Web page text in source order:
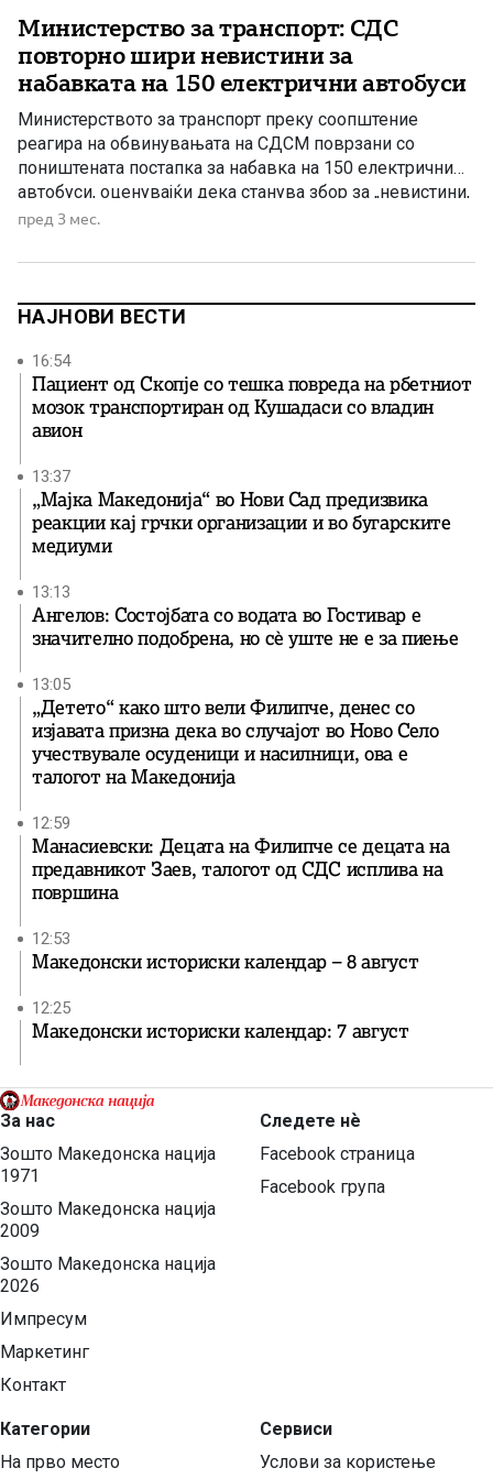
Министерство за транспорт: СДС
повторно шири невистини за
набавката на 150 електрични автобуси
Министерството за транспорт преку соопштение
реагира на обвинувањата на СДСМ поврзани со
поништената постапка за набавка на 150 електрични
автобуси, оценувајќи дека станува збор за „невистини,
манипулации и политичка паника“. Од Министерството
објавувањето на фотографијата со Рубин Земон и
пред 3 мес.
НАЈНОВИ ВЕСТИ
16:54
Пациент од Скопје со тешка повреда на рбетниот
мозок транспортиран од Кушадаси со владин
авион
13:37
„Мајка Македонија“ во Нови Сад предизвика
реакции кај грчки организации и во бугарските
медиуми
13:13
Ангелов: Состојбата со водата во Гостивар е
значително подобрена, но сè уште не е за пиење
13:05
„Детето“ како што вели Филипче, денес со
изјавата призна дека во случајот во Ново Село
учествувале осуденици и насилници, ова е
талогот на Македонија
12:59
Манасиевски: Децата на Филипче се децата на
предавникот Заев, талогот од СДС исплива на
површина
12:53
Македонски историски календар – 8 август
12:25
Македонски историски календар: 7 август
За нас
Зошто Македонска нација
1971
Зошто Македонска нација
2009
Зошто Македонска нација
2026
Импресум
Маркетинг
Контакт
Категории
На прво место
Следете нѐ
Facebook страница
Facebook група
Сервиси
Услови за користење